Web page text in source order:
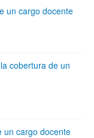
un cargo docente
cobertura de un
un cargo docente